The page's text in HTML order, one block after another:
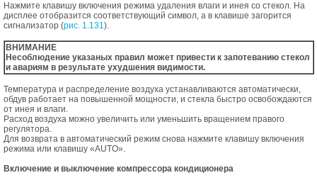
Нажмите клавишу включения режима удаления влаги и инея со стекол. На
дисплее отобразится соответствующий символ, а в клавише загорится
сигнализатор (рис. 1.131).
ВНИМАНИЕ
Несоблюдение указаных правил может привести к запотеванию стекол
и авариям в результате ухудшения видимости.
Температура и распределение воздуха устанавливаются автоматически,
обдув работает на повышенной мощности, и стекла быстро освобождаются
от инея и влаги.
Расход воздуха можно увеличить или уменьшить вращением правого
регулятора.
Для возврата в автоматический режим снова нажмите клавишу включения
режима или клавишу «AUTO».
Включение и выключение компрессора кондиционера